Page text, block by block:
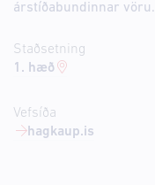
árstíðabundinnar vöru.
Staðsetning
1. hæð
Vefsíða
hagkaup.is